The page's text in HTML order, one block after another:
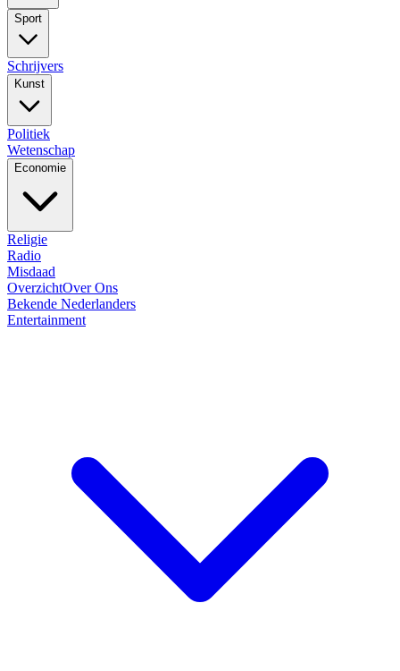
Sport
Schrijvers
Kunst
Politiek
Wetenschap
Economie
Religie
Radio
Misdaad
OverzichtOver Ons
Bekende Nederlanders
Entertainment